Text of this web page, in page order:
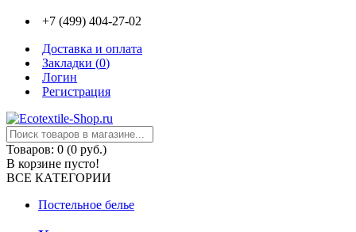
+7 (499) 404-27-02
Доставка и оплата
Закладки (0)
Логин
Регистрация
Товаров: 0 (0 руб.)
В корзине пусто!
ВСЕ КАТЕГОРИИ
Постельное белье